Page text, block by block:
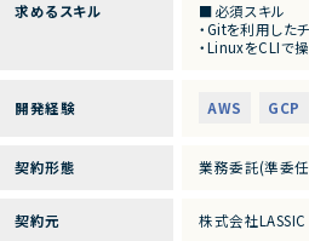
■業務内容
・共通基盤の設
・CI/CD環境の
・Kubernetesを
・OSS製品の調
・開発チーム向
・工場向けシス
求めるスキル
■必須スキル
・Gitを利用した
・LinuxをCLIで
■尚可スキル
・Docker、
・CI/CDパイプラ
■求める人物像
開発経験 AWS GCP
契約形態 業務委託(準委
契約元 株式会社LASSIC